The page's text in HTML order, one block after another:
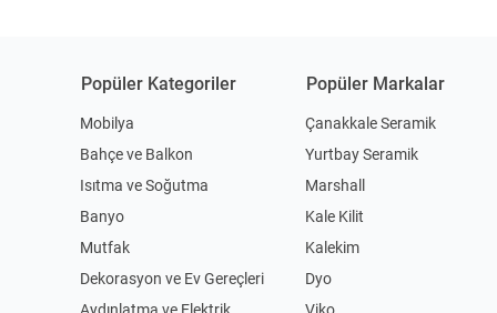
Popüler Kategoriler
Mobilya
Bahçe ve Balkon
Isıtma ve Soğutma
Banyo
Mutfak
Dekorasyon ve Ev Gereçleri
Popüler Markalar
Çanakkale Seramik
Yurtbay Seramik
Marshall
Kale Kilit
Kalekim
Dyo